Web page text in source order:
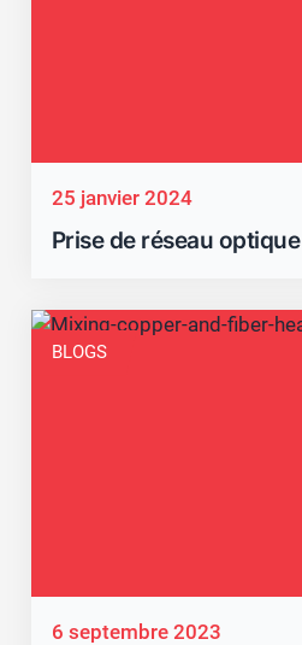
25 janvier 2024
Prise de réseau optique
BLOGS
6 septembre 2023